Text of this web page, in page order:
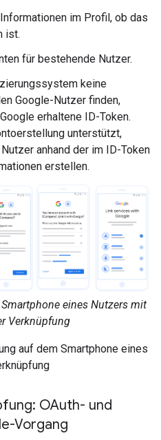
im Profil, ob das
ist.
für bestehende Nutzer.
keine
Google-Nutzer finden,
erhaltene ID-Token.
unterstützt,
anhand der im ID-Token
erstellen.
eines Nutzers mit
Verknüpfung
auf dem Smartphone eines
OAuth- und
Vorgang